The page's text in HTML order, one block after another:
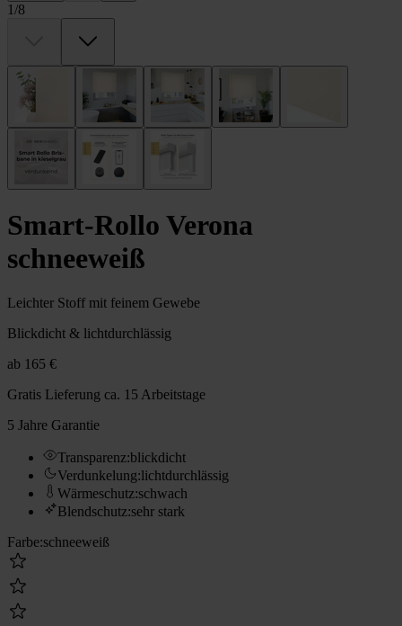
1/8
Smart-Rollo Verona
schneeweiß
Leichter Stoff mit feinem Gewebe
Blickdicht & lichtdurchlässig
ab 165 €
Gratis Lieferung ca. 15 Arbeitstage
5 Jahre Garantie
Transparenz:blickdicht
Verdunkelung:lichtdurchlässig
Wärmeschutz:schwach
Blendschutz:sehr stark
Farbe:schneeweiß